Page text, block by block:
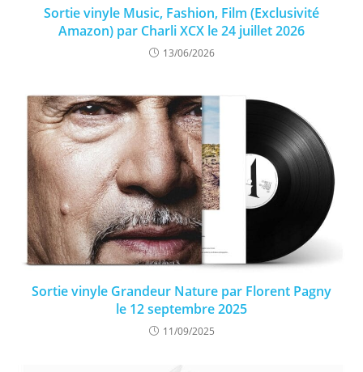
Sortie vinyle Music, Fashion, Film (Exclusivité
Amazon) par Charli XCX le 24 juillet 2026
13/06/2026
Sortie vinyle Grandeur Nature par Florent Pagny
le 12 septembre 2025
11/09/2025